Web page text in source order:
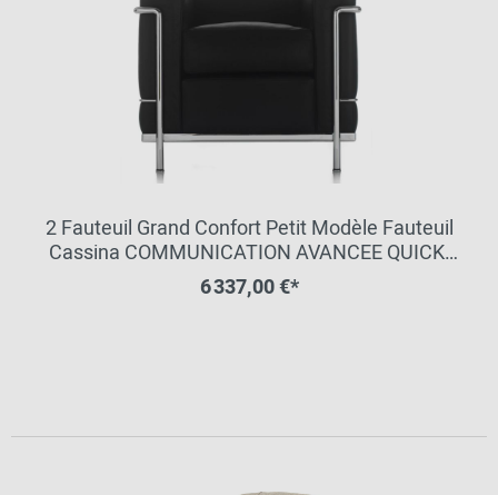
2 Fauteuil Grand Confort Petit Modèle Fauteuil
Cassina COMMUNICATION AVANCEE QUICK-
SHIP
6 337,00 €*